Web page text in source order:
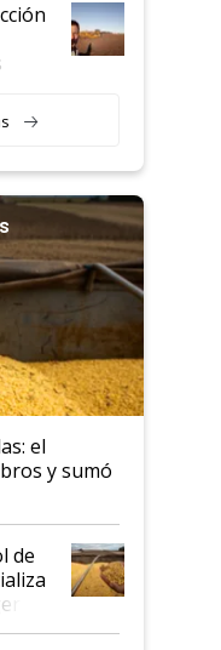
el
y sumó
de
la